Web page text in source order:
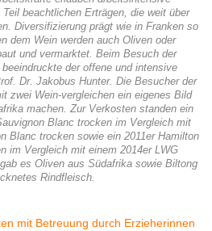
beachtlichen Erträgen, die weit über
Diversifizierung prägt wie in Franken so
dem Wein werden auch Oliven oder
und vermarktet. Beim Besuch der
der offene und intensive
Dr. Jakobus Hunter. Die Besucher der
zwei Wein-vergleichen ein eigenes Bild
machen. Zur Verkosten standen ein
Blanc trocken im Vergleich mit
Blanc trocken sowie ein 2011er Hamilton
im Vergleich mit einem 2014er LWG
es Oliven aus Südafrika sowie Biltong
Rindfleisch.